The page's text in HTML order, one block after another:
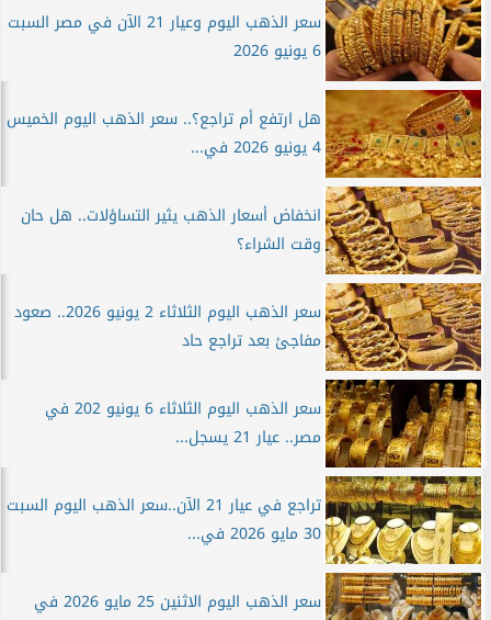
سعر الذهب اليوم وعيار 21 الآن في مصر السبت
6 يونيو 2026
هل ارتفع أم تراجع؟.. سعر الذهب اليوم الخميس
4 يونيو 2026 في...
انخفاض أسعار الذهب يثير التساؤلات.. هل حان
وقت الشراء؟
سعر الذهب اليوم الثلاثاء 2 يونيو 2026.. صعود
مفاجئ بعد تراجع حاد
سعر الذهب اليوم الثلاثاء 6 يونيو 202 في
مصر.. عيار 21 يسجل...
تراجع في عيار 21 الآن..سعر الذهب اليوم السبت
30 مايو 2026 في...
سعر الذهب اليوم الاثنين 25 مايو 2026 في